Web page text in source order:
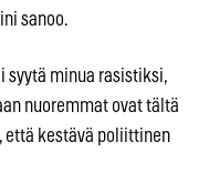
sanoo.
syytä minua rasistiksi,
nuoremmat ovat tältä
että kestävä poliittinen